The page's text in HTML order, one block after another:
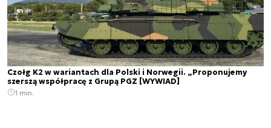
Czołg K2 w wariantach dla Polski i Norwegii. „Proponujemy
szerszą współpracę z Grupą PGZ [WYWIAD]
1 min.